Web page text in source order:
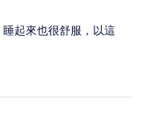
起來也很舒服，以這